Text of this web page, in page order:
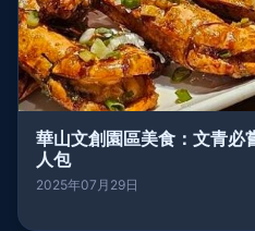
華山文創園區美食：文青必
人包
2025年07月29日